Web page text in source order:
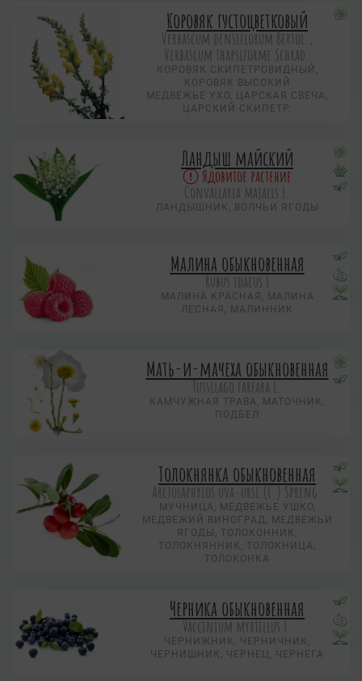
Коровяк густоцветковый
Verbascum densiflorum Bertol.,
Verbascum thapsiforme Schrad.
КОРОВЯК СКИПЕТРОВИДНЫЙ,
КОРОВЯК ВЫСОКИЙ
МЕДВЕЖЬЕ УХО, ЦАРСКАЯ СВЕЧА,
ЦАРСКИЙ СКИПЕТР.
Ландыш майский
Ядовитое растение
Convallaria majalis L.
ЛАНДЫШНИК, ВОЛЧЬИ ЯГОДЫ
Малина обыкновенная
Rubus idaeus L
МАЛИНА КРАСНАЯ, МАЛИНА
ЛЕСНАЯ, МАЛИННИК
Мать-и-мачеха обыкновенная
Tussilago farfara L.
КАМЧУЖНАЯ ТРАВА, МАТОЧНИК,
ПОДБЕЛ
Толокнянка обыкновенная
Arctosaphylos uva-ursi (L.) Spreng.
МУЧНИЦА, МЕДВЕЖЬЕ УШКО,
МЕДВЕЖИЙ ВИНОГРАД, МЕДВЕЖЬИ
ЯГОДЫ, ТОЛОКОННИК,
ТОЛОКНЯННИК, ТОЛОКНИЦА,
ТОЛОКОНКА
Черника обыкновенная
Vaccinium myrtillus L.
ЧЕРНИЖНИК, ЧЕРНИЧНИК,
ЧЕРНИШНИК, ЧЕРНЕЦ, ЧЕРНЕГА